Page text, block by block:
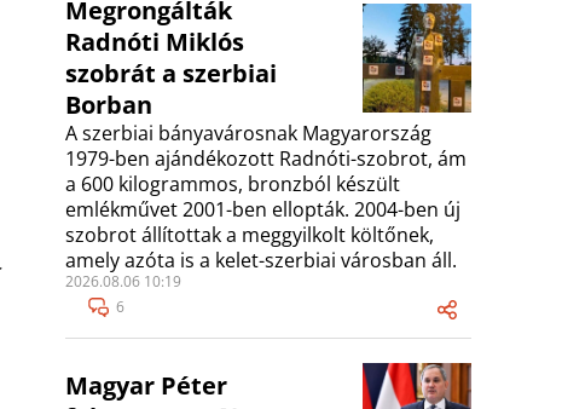
Megrongálták
Radnóti Miklós
szobrát a szerbiai
Borban
A szerbiai bányavárosnak Magyarország
1979-ben ajándékozott Radnóti-szobrot, ám
a 600 kilogrammos, bronzból készült
emlékművet 2001-ben ellopták. 2004-ben új
szobrot állítottak a meggyilkolt költőnek,
amely azóta is a kelet-szerbiai városban áll.
2026.08.06 10:19
6
Magyar Péter